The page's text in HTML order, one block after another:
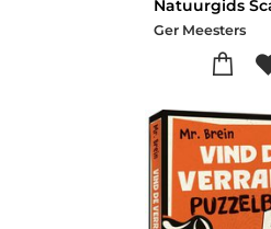
Ger Meesters